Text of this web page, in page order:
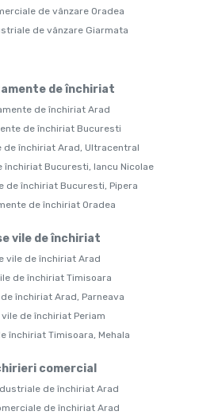
de vânzare Oradea
de vânzare Giarmata
de închiriat
de închiriat Arad
de închiriat Bucuresti
de închiriat Arad, Ultracentral
închiriat Bucuresti, Iancu Nicolae
de închiriat Bucuresti, Pipera
de închiriat Oradea
vile de închiriat
vile de închiriat Arad
de închiriat Timisoara
închiriat Arad, Parneava
vile de închiriat Periam
închiriat Timisoara, Mehala
comercial
de închiriat Arad
de închiriat Arad